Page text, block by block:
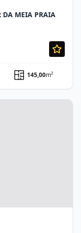
DA MEIA PRAIA
145,00m²